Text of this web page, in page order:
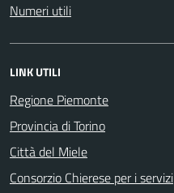
Numeri utili
LINK UTILI
Regione Piemonte
Provincia di Torino
Città del Miele
Consorzio Chierese per i servizi